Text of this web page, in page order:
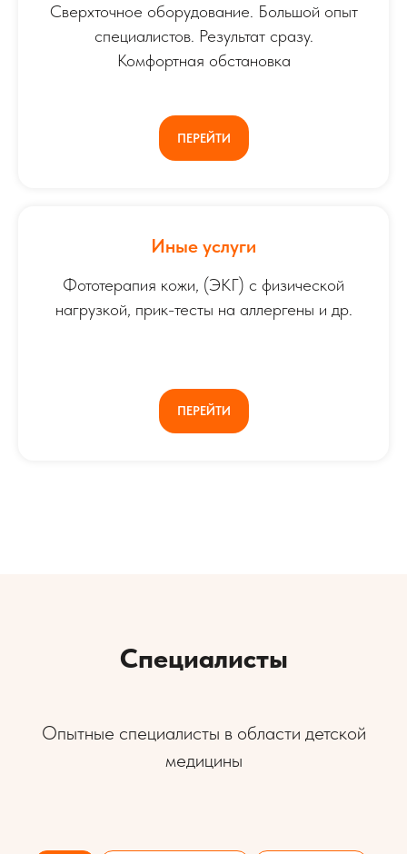
Сверхточное оборудование. Большой опыт
специалистов. Результат сразу.
Комфортная обстановка
ПЕРЕЙТИ
Иные услуги
Фототерапия кожи, (ЭКГ) с физической
нагрузкой, прик-тесты на аллергены и др.
ПЕРЕЙТИ
Специалисты
Опытные специалисты в области детской
медицины